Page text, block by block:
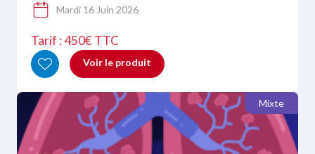
Mardi 16 Juin 2026
Tarif : 450€ TTC
Voir le produit
Mixte